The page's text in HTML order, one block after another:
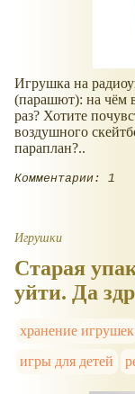
Игрушка на
(парашют): на чём
раз? Хотите
воздушного
параплан?..
Комментарии: 1
Игрушки
Старая
уйти. Да
хранение игрушек
игры для детей